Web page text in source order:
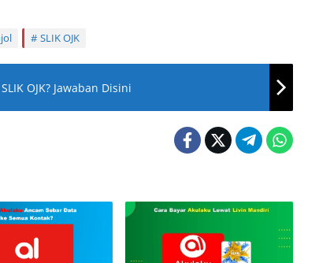
SLIK OJK
OJK? Jawaban Disini